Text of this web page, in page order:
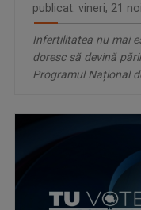
publicat: vineri, 21
Infertilitatea nu mai
doresc să devină
Programul Național